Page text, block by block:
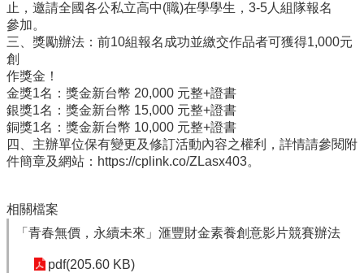
意
見
反
應
認
識
本
校
成
果
止，邀請全國各公私立高中(職)在學學生，3-5人組隊報名
參加。
三、獎勵辦法：前10組報名成功並繳交作品者可獲得1,000元
創
作獎金！
金獎1名：獎金新台幣 20,000 元整+證書
銀獎1名：獎金新台幣 15,000 元整+證書
銅獎1名：獎金新台幣 10,000 元整+證書
四、主辦單位保有變更及修訂活動內容之權利，詳情請參閱附
件簡章及網站：https://cplink.co/ZLasx403。
相關檔案
「青春無價，永續未來」滙豐財金素養創意影片競賽辦法
pdf(205.60 KB)